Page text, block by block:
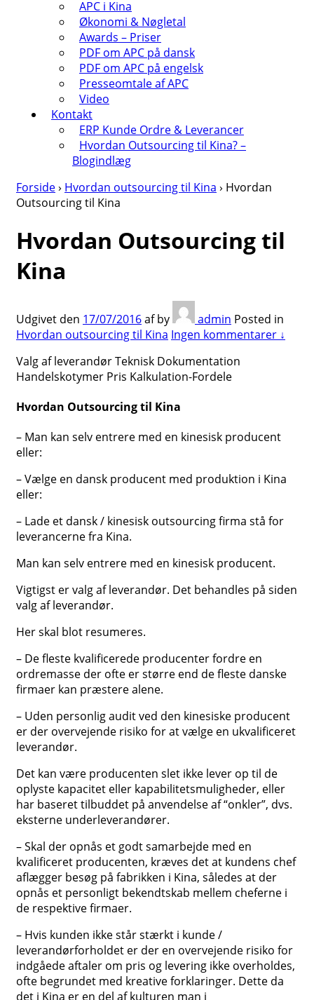
APC i Kina
Økonomi & Nøgletal
Awards – Priser
PDF om APC på dansk
PDF om APC på engelsk
Presseomtale af APC
Video
Kontakt
ERP Kunde Ordre & Leverancer
Hvordan Outsourcing til Kina? –
Blogindlæg
Forside› Hvordan outsourcing til Kina › Hvordan
Outsourcing til Kina
Hvordan Outsourcing til
Kina
Udgivet den 17/07/2016afby admin Posted in
Hvordan outsourcing til Kina Ingen kommentarer ↓
Valg af leverandør Teknisk Dokumentation
Handelskotymer Pris Kalkulation-Fordele
Hvordan Outsourcing til Kina
– Man kan selv entrere med en kinesisk producent
eller:
– Vælge en dansk producent med produktion i Kina
eller:
– Lade et dansk / kinesisk outsourcing firma stå for
leverancerne fra Kina.
Man kan selv entrere med en kinesisk producent.
Vigtigst er valg af leverandør. Det behandles på siden
valg af leverandør.
Her skal blot resumeres.
– De fleste kvalificerede producenter fordre en
ordremasse der ofte er større end de fleste danske
firmaer kan præstere alene.
– Uden personlig audit ved den kinesiske producent
er der overvejende risiko for at vælge en ukvalificeret
leverandør.
Det kan være producenten slet ikke lever op til de
oplyste kapacitet eller kapabilitetsmuligheder, eller
har baseret tilbuddet på anvendelse af “onkler”, dvs.
eksterne underleverandører.
– Skal der opnås et godt samarbejde med en
kvalificeret producenten, kræves det at kundens chef
aflægger besøg på fabrikken i Kina, således at der
opnås et personligt bekendtskab mellem cheferne i
de respektive firmaer.
– Hvis kunden ikke står stærkt i kunde /
leverandørforholdet er der en overvejende risiko for
indgåede aftaler om pris og levering ikke overholdes,
ofte begrundet med kreative forklaringer. Dette da
det i Kina er en del af kulturen man i